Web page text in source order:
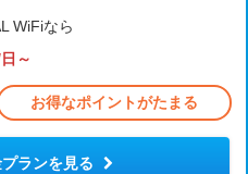
WiFiなら
～
お得なポイントがたまる
ランを見る